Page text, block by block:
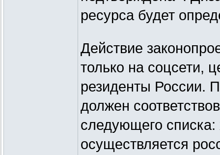
ресурса будет
Действие
только на соцсети,
резиденты России.
должен
следующего списка:
осуществляется